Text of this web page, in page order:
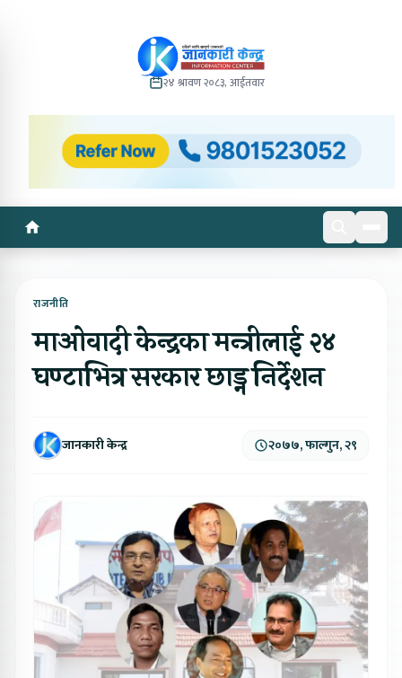
२४ श्रावण २०८३, आईतवार
राजनीति
माओवादी केन्द्रका मन्त्रीलाई २४
घण्टाभित्र सरकार छाड्न निर्देशन
जानकारी केन्द्र २०७७, फाल्गुन, २९